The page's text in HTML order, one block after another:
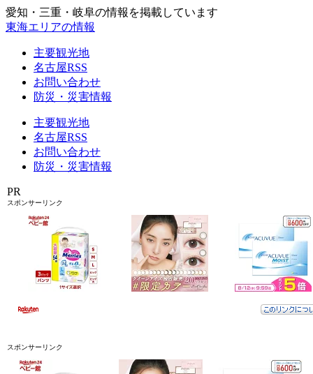
愛知・三重・岐阜の情報を掲載しています
東海エリアの情報
主要観光地
名古屋RSS
お問い合わせ
防災・災害情報
主要観光地
名古屋RSS
お問い合わせ
防災・災害情報
PR
スポンサーリンク
スポンサーリンク